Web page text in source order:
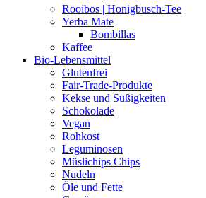
Rooibos | Honigbusch-Tee
Yerba Mate
Bombillas
Kaffee
Bio-Lebensmittel
Glutenfrei
Fair-Trade-Produkte
Kekse und Süßigkeiten
Schokolade
Vegan
Rohkost
Leguminosen
Müslichips Chips
Nudeln
Öle und Fette